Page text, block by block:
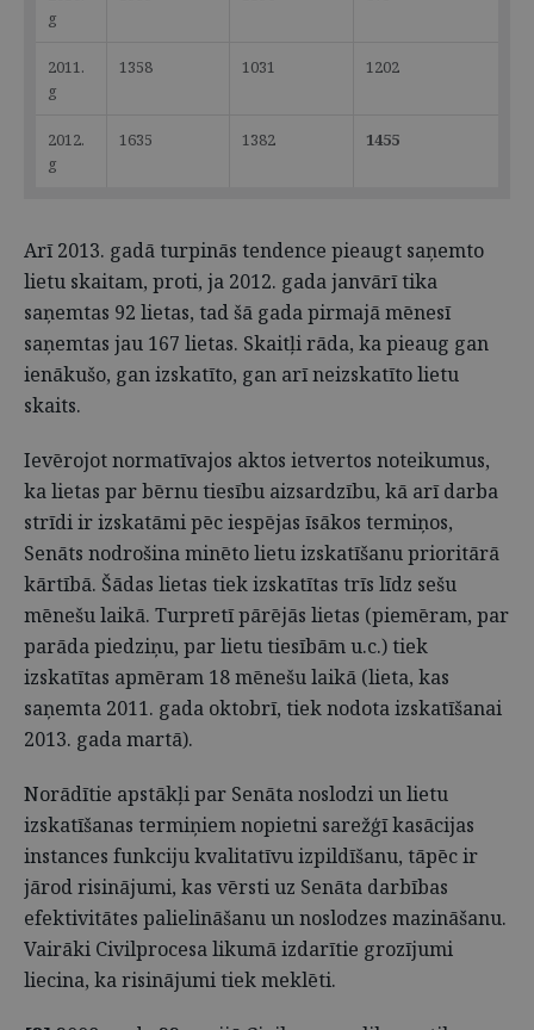
g
2011.
g
1358 1031 1202
2012.
g
1635 1382 1455
Arī 2013. gadā turpinās tendence pieaugt saņemto
lietu skaitam, proti, ja 2012. gada janvārī tika
saņemtas 92 lietas, tad šā gada pirmajā mēnesī
saņemtas jau 167 lietas. Skaitļi rāda, ka pieaug gan
ienākušo, gan izskatīto, gan arī neizskatīto lietu
skaits.
Ievērojot normatīvajos aktos ietvertos noteikumus,
ka lietas par bērnu tiesību aizsardzību, kā arī darba
strīdi ir izskatāmi pēc iespējas īsākos termiņos,
Senāts nodrošina minēto lietu izskatīšanu prioritārā
kārtībā. Šādas lietas tiek izskatītas trīs līdz sešu
mēnešu laikā. Turpretī pārējās lietas (piemēram, par
parāda piedziņu, par lietu tiesībām u.c.) tiek
izskatītas apmēram 18 mēnešu laikā (lieta, kas
saņemta 2011. gada oktobrī, tiek nodota izskatīšanai
2013. gada martā).
Norādītie apstākļi par Senāta noslodzi un lietu
izskatīšanas termiņiem nopietni sarežģī kasācijas
instances funkciju kvalitatīvu izpildīšanu, tāpēc ir
jārod risinājumi, kas vērsti uz Senāta darbības
efektivitātes palielināšanu un noslodzes mazināšanu.
Vairāki Civilprocesa likumā izdarītie grozījumi
liecina, ka risinājumi tiek meklēti.